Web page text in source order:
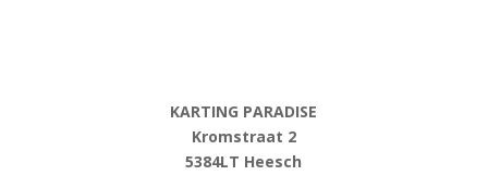
KARTING PARADISE
Kromstraat 2
5384LT Heesch